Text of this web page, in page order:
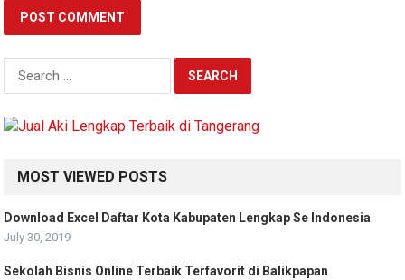
Search
MOST VIEWED POSTS
Download Excel Daftar Kota Kabupaten Lengkap Se Indonesia
July 30, 2019
Sekolah Bisnis Online Terbaik Terfavorit di Balikpapan